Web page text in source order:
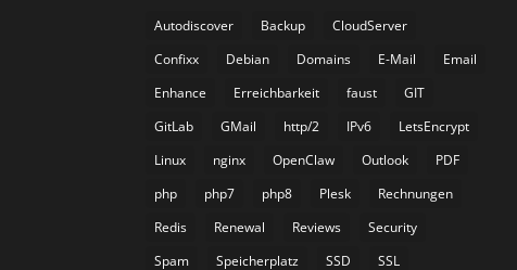
Autodiscover Backup
CloudServer
Confixx
Debian Domains E-Mail
Email
Enhance
Erreichbarkeit faust
GIT
GitLab
GMail http/2 IPv6
LetsEncrypt
Linux
nginx OpenClaw Outlook
PDF
php
php7 php8 Plesk
Rechnungen
Redis
Renewal Reviews
Security
Spam
Speicherplatz SSD SSL